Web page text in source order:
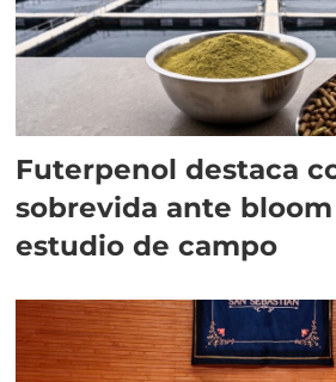
Futerpenol destaca
sobrevida ante
estudio de campo